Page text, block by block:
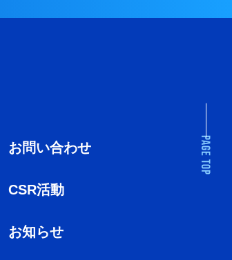
お問い合わせ
CSR活動
お知らせ